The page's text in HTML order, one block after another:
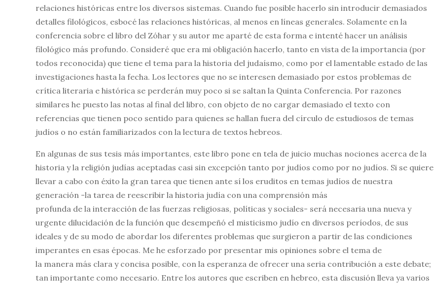
relaciones históricas entre los diversos sistemas. Cuando fue posible hacerlo sin introducir demasiados
detalles filológicos, esbocé las relaciones históricas, al menos en líneas generales. Solamente en la
conferencia sobre el libro del Zóhar y su autor me aparté de esta forma e intenté hacer un análisis
filológico más profundo. Consideré que era mi obligación hacerlo, tanto en vista de la importancia (por
todos reconocida) que tiene el tema para la historia del judaísmo, como por el lamentable estado de las
investigaciones hasta la fecha. Los lectores que no se interesen demasiado por estos problemas de
crítica literaria e histórica se perderán muy poco si se saltan la Quinta Conferencia. Por razones
similares he puesto las notas al final del libro, con objeto de no cargar demasiado el texto con
referencias que tienen poco sentido para quienes se hallan fuera del círculo de estudiosos de temas
judíos o no están familiarizados con la lectura de textos hebreos.
En algunas de sus tesis más importantes, este libro pone en tela de juicio muchas nociones acerca de la
historia y la religión judías aceptadas casi sin excepción tanto por judíos como por no judíos. Si se quiere
llevar a cabo con éxito la gran tarea que tienen ante sí los eruditos en temas judíos de nuestra
generación -la tarea de reescribir la historia judía con una comprensión más
profunda de la interacción de las fuerzas religiosas, políticas y sociales- será necesaria una nueva y
urgente dilucidación de la función que desempeñó el misticismo judío en diversos períodos, de sus
ideales y de su modo de abordar los diferentes problemas que surgieron a partir de las condiciones
imperantes en esas épocas. Me he esforzado por presentar mis opiniones sobre el tema de
la manera más clara y concisa posible, con la esperanza de ofrecer una seria contribución a este debate;
tan importante como necesario. Entre los autores que escriben en hebreo, esta discusión lleva ya varios